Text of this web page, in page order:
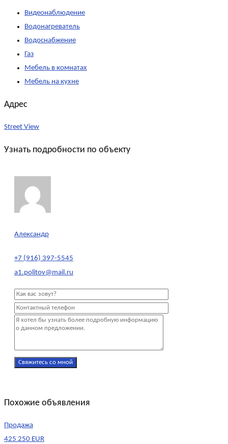
Видеонаблюдение
Водонагреватель
Водоснабжение
Газ
Мебель в комнатах
Мебель на кухне
Адрес
Street View
Узнать подробности по объекту
Александр
+7 (916) 397-5545
a1.politov@mail.ru
Похожие объявления
Продажа
425 250 EUR